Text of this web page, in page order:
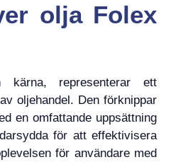
olja Folex
representerar ett
oljehandel. Den förknippar
en omfattande uppsättning
för att effektivisera
för användare med